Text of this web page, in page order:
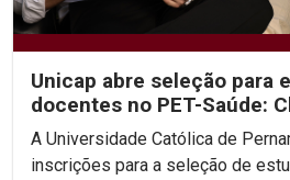
Unicap abre seleção para
docentes no PET-Saúde:
A Universidade Católica de
inscrições para a seleção de